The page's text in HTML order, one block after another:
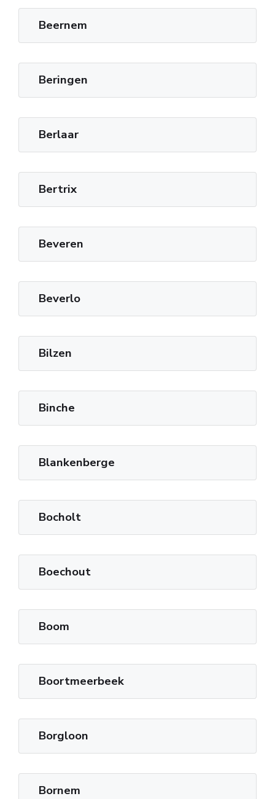
Beernem
Beringen
Berlaar
Bertrix
Beveren
Beverlo
Bilzen
Binche
Blankenberge
Bocholt
Boechout
Boom
Boortmeerbeek
Borgloon
Bornem